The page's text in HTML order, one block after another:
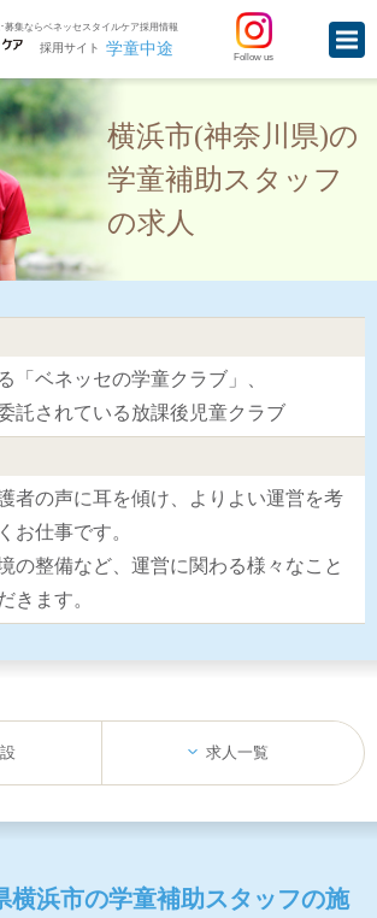
募集ならベネッセスタイルケア採用情報
採用サイト 学童中途 Follow us
横浜市(神奈川県)の
学童補助スタッフ
の求人
「ベネッセの学童クラブ」、
託されている放課後児童クラブ
者の声に耳を傾け、よりよい運営を考
お仕事です。
の整備など、運営に関わる様々なこと
きます。
求人一覧
横浜市の学童補助スタッフの施